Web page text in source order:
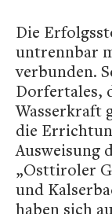
Die
untrennbar
verbunden.
Dorfertales,
Wasserkraft
die
Ausweisung
„Osttiroler
und
haben sich